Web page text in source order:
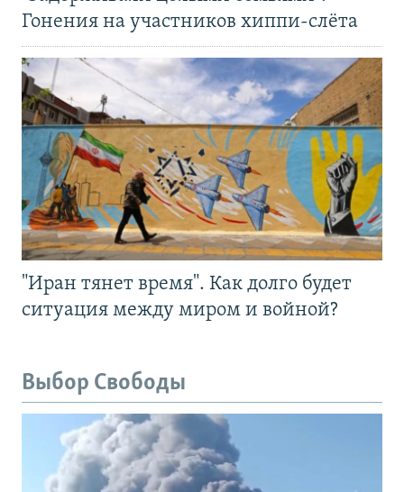
Гонения на участников хиппи-слёта
"Иран тянет время". Как долго будет
ситуация между миром и войной?
Выбор Свободы